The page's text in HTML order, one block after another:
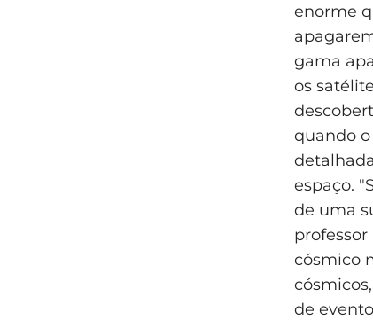
enorme
gama
os
quando
espaço.
de uma
cósmico
de